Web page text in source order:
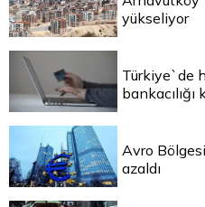
yükseliyor
Türkiye`de
bankacılığı
Avro
azaldı